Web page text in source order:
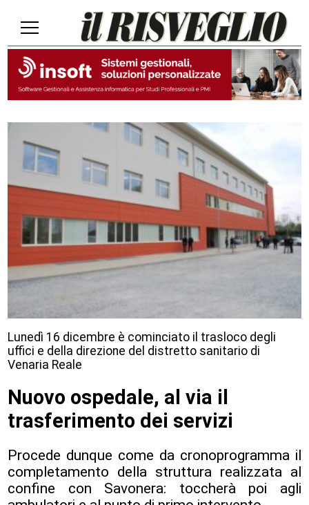
Lunedì 16 dicembre è cominciato il trasloco degli
uffici e della direzione del distretto sanitario di
Venaria Reale
Nuovo ospedale, al via il
trasferimento dei servizi
Procede dunque come da cronoprogramma il
completamento della struttura realizzata al
confine con Savonera: toccherà poi agli